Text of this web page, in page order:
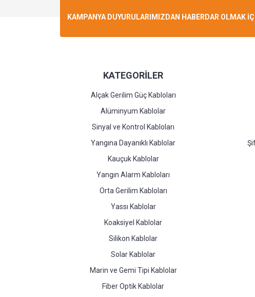
KAMPANYA DUYURULARIMIZDAN HABERDAR OLMAK
KATEGORİLER
Alçak Gerilim Güç Kabloları
Alüminyum Kablolar
Sinyal ve Kontrol Kabloları
Yangına Dayanıklı Kablolar
Kauçuk Kablolar
Yangın Alarm Kabloları
Orta Gerilim Kabloları
Yassı Kablolar
Koaksiyel Kablolar
Silikon Kablolar
Solar Kablolar
Marin ve Gemi Tipi Kablolar
Fiber Optik Kablolar